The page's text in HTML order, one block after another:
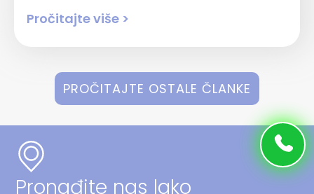
Pročitajte više >
PROČITAJTE OSTALE ČLANKE
Pronađite nas lako